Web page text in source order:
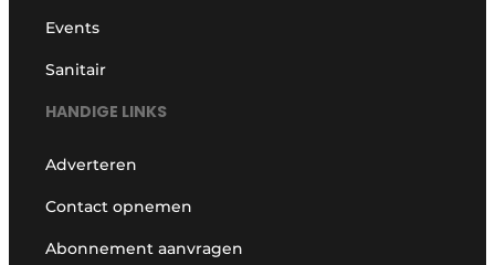
Events
Sanitair
HANDIGE LINKS
Adverteren
Contact opnemen
Abonnement aanvragen